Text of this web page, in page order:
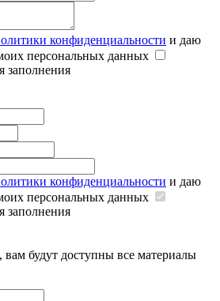
конфиденциальности и даю
персональных данных
заполнения
конфиденциальности и даю
персональных данных
заполнения
будут доступны все материалы